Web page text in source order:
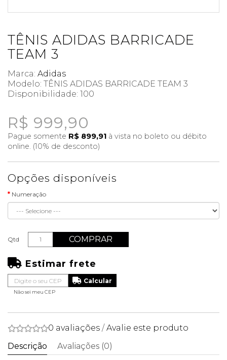
TÊNIS ADIDAS BARRICADE
TEAM 3
Marca: Adidas
Modelo: TÊNIS ADIDAS BARRICADE TEAM 3
Disponibilidade: 100
R$ 999,90
Pague somente R$ 899,91 à vista no boleto ou débito
online. (10% de desconto)
Opções disponíveis
Numeração
Qtd COMPRAR
Estimar frete
Não sei meu CEP
0 avaliações /Avalie este produto
Descrição
Avaliações (0)